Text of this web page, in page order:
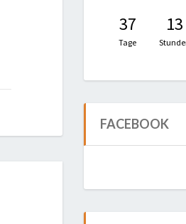
37
Tage
13
FACEBOOK